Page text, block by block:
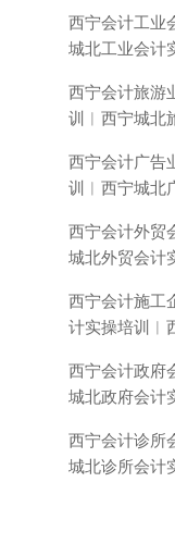
西宁会计工业
城北工业会计
西宁会计旅游
训︱西宁城北
西宁会计广告
训︱西宁城北
西宁会计外贸
城北外贸会计
西宁会计施工
计实操培训︱
西宁会计政府
城北政府会计
西宁会计诊所
城北诊所会计